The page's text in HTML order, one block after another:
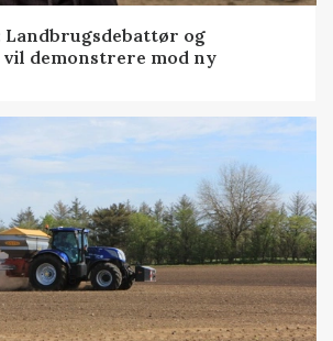
Landbrugsdebattør og
demonstrere mod ny